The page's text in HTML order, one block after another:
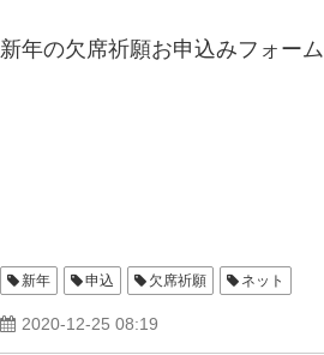
新年の欠席祈願お申込みフォーム
新年 申込 欠席祈願 ネット
2020-12-25 08:19